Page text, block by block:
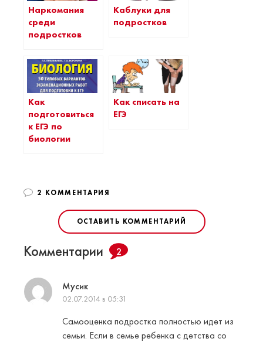
Наркомания
среди
подростков
Каблуки для
подростков
Как
подготовиться
к ЕГЭ по
биологии
Как списать на
ЕГЭ
2 КОММЕНТАРИЯ
ОСТАВИТЬ КОММЕНТАРИЙ
Комментарии 2
Мусик
02.07.2014 в 05:31
Самооценка подростка полностью идет из
семьи. Если в семье ребенка с детства со